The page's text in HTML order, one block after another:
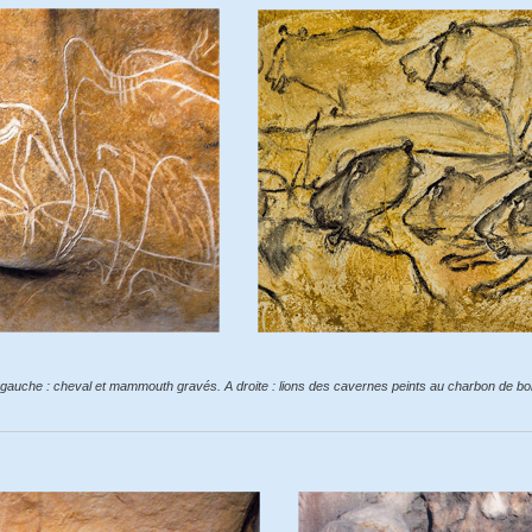
: cheval et mammouth gravés. A droite : lions des cavernes peints au charbon de